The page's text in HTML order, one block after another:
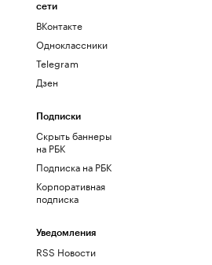
сети
ВКонтакте
Одноклассники
Telegram
Дзен
Подписки
Скрыть баннеры
на РБК
Подписка на РБК
Корпоративная
подписка
Уведомления
RSS Новости